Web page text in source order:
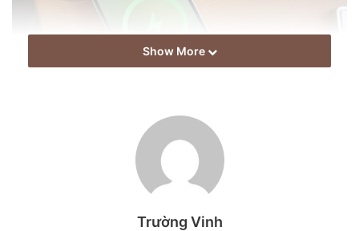
Thói quen sạc đầy pin 100% nên dừng lại.
phải là điều tốt nhất cho sức khỏe của pin. Chính vì vậy
Show More
Trường Vinh